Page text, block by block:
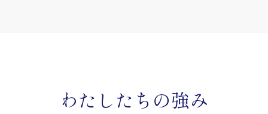
わたしたちの強み